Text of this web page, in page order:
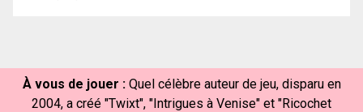
À vous de jouer : Quel célèbre auteur de jeu, disparu en
2004, a créé "Twixt", "Intrigues à Venise" et "Ricochet